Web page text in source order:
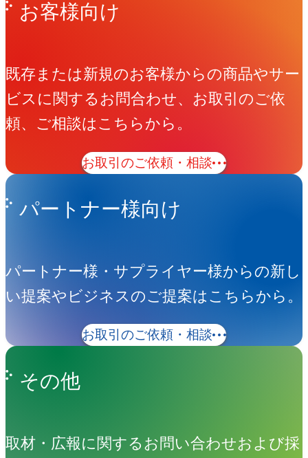
お客様向け
既存または新規のお客様からの商品やサー
ビスに関するお問合わせ、お取引のご依
頼、ご相談はこちらから。
お取引のご依頼・相談
パートナー様向け
パートナー様・サプライヤー様からの新し
い提案やビジネスのご提案はこちらから。
お取引のご依頼・相談
その他
取材・広報に関するお問い合わせおよび採